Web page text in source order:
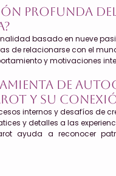
Profunda del
basado en nueve
de relacionarse con el
y motivaciones
de
y su
internos y desafíos de
y detalles a las
ayuda a reconocer